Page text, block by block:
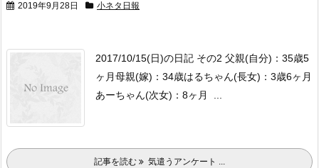
2019年9月28日 小ネタ日報
2017/10/15(日)の日記 その2 父親(自分)：35歳5
ヶ月母親(嫁)：34歳はるちゃん(長女)：3歳6ヶ月
あーちゃん(次女)：8ヶ月
...
記事を読む 気遣うアンケート ...